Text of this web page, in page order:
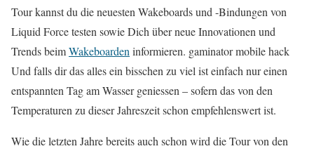
Tour kannst du die neuesten Wakeboards und -Bindungen von
Liquid Force testen sowie Dich über neue Innovationen und
Trends beimWakeboarden informieren. gaminator mobile hack
Und falls dir das alles ein bisschen zu viel ist einfach nur einen
entspannten Tag am Wasser geniessen – sofern das von den
Temperaturen zu dieser Jahreszeit schon empfehlenswert ist.
Wie die letzten Jahre bereits auch schon wird die Tour von den